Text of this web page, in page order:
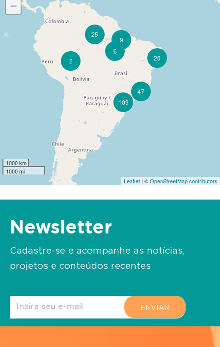
2
9
6
26
25
47
109
−
1000 km
1000 mi
Leaflet | ©OpenStreetMap contributors
Newsletter
Cadastre-se e acompanhe as notícias,
projetos e conteúdos recentes